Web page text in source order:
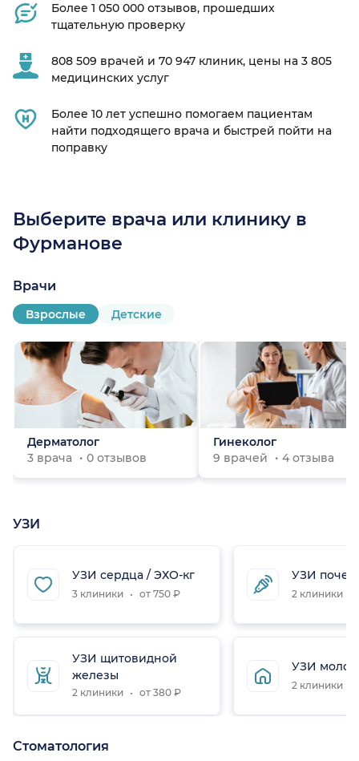
Более 1 050 000 отзывов, прошедших
тщательную проверку
808 509 врачей и 70 947 клиник, цены на 3 805
медицинских услуг
Более 10 лет успешно помогаем пациентам
найти подходящего врача и быстрей пойти на
поправку
Выберите врача или клинику в
Фурманове
Врачи
Взрослые Детские
Дерматолог
3 врача
0 отзывов
Гинеколог
9 врачей
4 отзыва
УЗИ
УЗИ сердца / ЭХО-кг
3 клиники от 750 ₽
УЗИ щитовидной
железы
2 клиники от 380 ₽
УЗИ почек
2 клиники
УЗИ
2 клиники
Стоматология